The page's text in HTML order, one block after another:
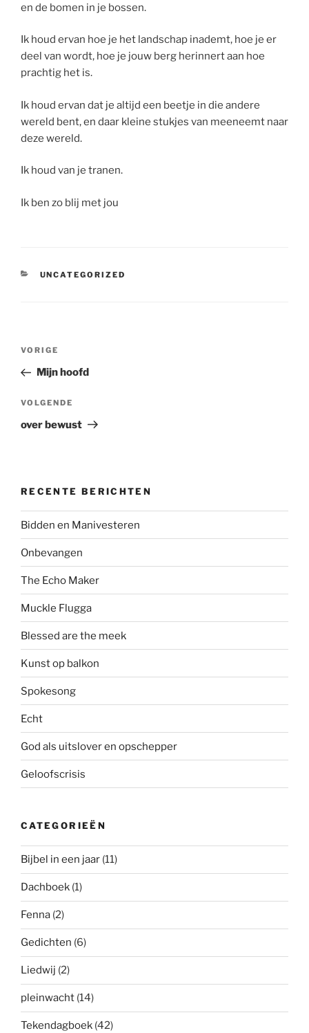
en de bomen in je bossen.
Ik houd ervan hoe je het landschap inademt, hoe je er
deel van wordt, hoe je jouw berg herinnert aan hoe
prachtig het is.
Ik houd ervan dat je altijd een beetje in die andere
wereld bent, en daar kleine stukjes van meeneemt naar
deze wereld.
Ik houd van je tranen.
Ik ben zo blij met jou
CATEGORIEËN
UNCATEGORIZED
Bericht
Vorig
bericht
VORIGE
Mijn hoofd
Volgend
bericht
VOLGENDE
over bewust
RECENTE BERICHTEN
Bidden en Manivesteren
Onbevangen
The Echo Maker
Muckle Flugga
Blessed are the meek
Kunst op balkon
Spokesong
Echt
God als uitslover en opschepper
Geloofscrisis
CATEGORIEËN
Bijbel in een jaar (11)
Dachboek (1)
Fenna (2)
Gedichten (6)
Liedwij (2)
pleinwacht (14)
Tekendagboek (42)